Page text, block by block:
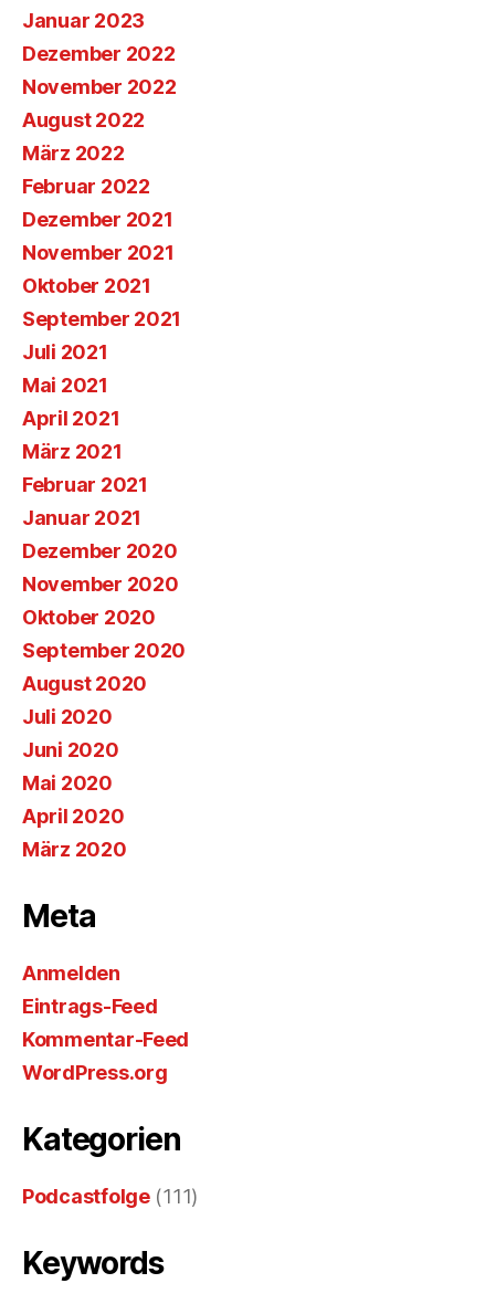
Januar 2023
Dezember 2022
November 2022
August 2022
März 2022
Februar 2022
Dezember 2021
November 2021
Oktober 2021
September 2021
Juli 2021
Mai 2021
April 2021
März 2021
Februar 2021
Januar 2021
Dezember 2020
November 2020
Oktober 2020
September 2020
August 2020
Juli 2020
Juni 2020
Mai 2020
April 2020
März 2020
Meta
Anmelden
Eintrags-Feed
Kommentar-Feed
WordPress.org
Kategorien
Podcastfolge(111)
Keywords